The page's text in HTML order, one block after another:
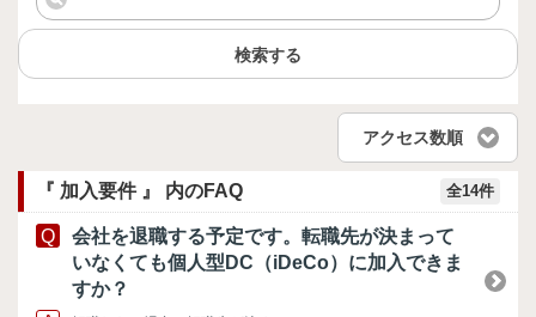
検索する
アクセス数順
『 加入要件 』 内のFAQ 全14件
会社を退職する予定です。転職先が決まって
いなくても個人型DC（iDeCo）に加入できま
すか？